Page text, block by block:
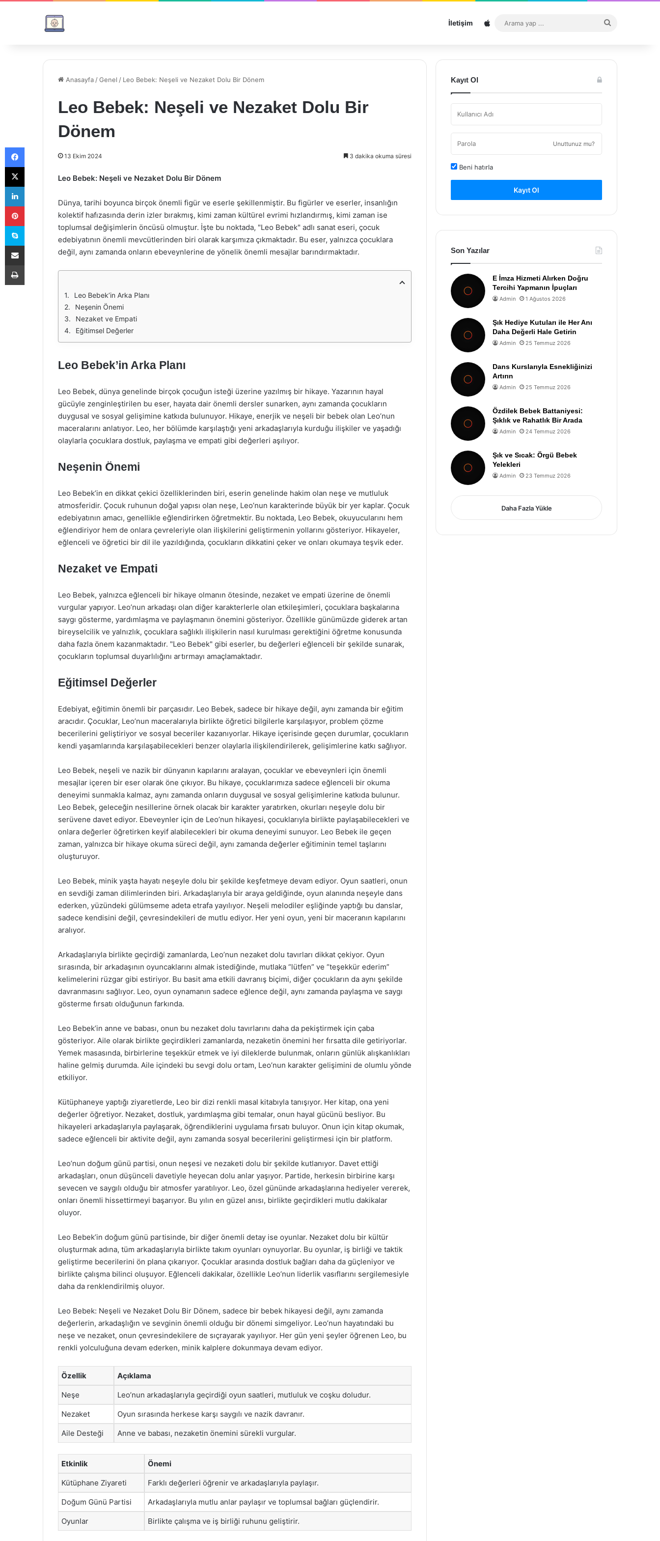
İletişim Sitemap
...
Anasayfa /Genel / Leo Bebek: Neşeli ve Nezaket Dolu Bir Dönem
Leo Bebek: Neşeli ve Nezaket Dolu Bir
Dönem
13 Ekim 2024 3 dakika okuma süresi
Leo Bebek: Neşeli ve Nezaket Dolu Bir Dönem
Dünya, tarihi boyunca birçok önemli figür ve eserle şekillenmiştir. Bu figürler ve eserler, insanlığın
kolektif hafızasında derin izler bırakmış, kimi zaman kültürel evrimi hızlandırmış, kimi zaman ise
toplumsal değişimlerin öncüsü olmuştur. İşte bu noktada, "Leo Bebek" adlı sanat eseri, çocuk
edebiyatının önemli mevcütlerinden biri olarak karşımıza çıkmaktadır. Bu eser, yalnızca çocuklara
değil, aynı zamanda onların ebeveynlerine de yönelik önemli mesajlar barındırmaktadır.
Leo Bebek’in Arka Planı
Neşenin Önemi
Nezaket ve Empati
Eğitimsel Değerler
Leo Bebek’in Arka Planı
Leo Bebek, dünya genelinde birçok çocuğun isteği üzerine yazılmış bir hikaye. Yazarının hayal
gücüyle zenginleştirilen bu eser, hayata dair önemli dersler sunarken, aynı zamanda çocukların
duygusal ve sosyal gelişimine katkıda bulunuyor. Hikaye, enerjik ve neşeli bir bebek olan Leo’nun
maceralarını anlatıyor. Leo, her bölümde karşılaştığı yeni arkadaşlarıyla kurduğu ilişkiler ve yaşadığı
olaylarla çocuklara dostluk, paylaşma ve empati gibi değerleri aşılıyor.
Neşenin Önemi
Leo Bebek’in en dikkat çekici özelliklerinden biri, eserin genelinde hakim olan neşe ve mutluluk
atmosferidir. Çocuk ruhunun doğal yapısı olan neşe, Leo’nun karakterinde büyük bir yer kaplar. Çocuk
edebiyatının amacı, genellikle eğlendirirken öğretmektir. Bu noktada, Leo Bebek, okuyucularını hem
eğlendiriyor hem de onlara çevreleriyle olan ilişkilerini geliştirmenin yollarını gösteriyor. Hikayeler,
eğlenceli ve öğretici bir dil ile yazıldığında, çocukların dikkatini çeker ve onları okumaya teşvik eder.
Nezaket ve Empati
Leo Bebek, yalnızca eğlenceli bir hikaye olmanın ötesinde, nezaket ve empati üzerine de önemli
vurgular yapıyor. Leo’nun arkadaşı olan diğer karakterlerle olan etkileşimleri, çocuklara başkalarına
saygı gösterme, yardımlaşma ve paylaşmanın önemini gösteriyor. Özellikle günümüzde giderek artan
bireyselcilik ve yalnızlık, çocuklara sağlıklı ilişkilerin nasıl kurulması gerektiğini öğretme konusunda
daha fazla önem kazanmaktadır. "Leo Bebek" gibi eserler, bu değerleri eğlenceli bir şekilde sunarak,
çocukların toplumsal duyarlılığını artırmayı amaçlamaktadır.
Eğitimsel Değerler
Edebiyat, eğitimin önemli bir parçasıdır. Leo Bebek, sadece bir hikaye değil, aynı zamanda bir eğitim
aracıdır. Çocuklar, Leo’nun maceralarıyla birlikte öğretici bilgilerle karşılaşıyor, problem çözme
becerilerini geliştiriyor ve sosyal beceriler kazanıyorlar. Hikaye içerisinde geçen durumlar, çocukların
kendi yaşamlarında karşılaşabilecekleri benzer olaylarla ilişkilendirilerek, gelişimlerine katkı sağlıyor.
Leo Bebek, neşeli ve nazik bir dünyanın kapılarını aralayan, çocuklar ve ebeveynleri için önemli
mesajlar içeren bir eser olarak öne çıkıyor. Bu hikaye, çocuklarımıza sadece eğlenceli bir okuma
deneyimi sunmakla kalmaz, aynı zamanda onların duygusal ve sosyal gelişimlerine katkıda bulunur.
Leo Bebek, geleceğin nesillerine örnek olacak bir karakter yaratırken, okurları neşeyle dolu bir
serüvene davet ediyor. Ebeveynler için de Leo’nun hikayesi, çocuklarıyla birlikte paylaşabilecekleri ve
onlara değerler öğretirken keyif alabilecekleri bir okuma deneyimi sunuyor. Leo Bebek ile geçen
zaman, yalnızca bir hikaye okuma süreci değil, aynı zamanda değerler eğitiminin temel taşlarını
oluşturuyor.
Leo Bebek, minik yaşta hayatı neşeyle dolu bir şekilde keşfetmeye devam ediyor. Oyun saatleri, onun
en sevdiği zaman dilimlerinden biri. Arkadaşlarıyla bir araya geldiğinde, oyun alanında neşeyle dans
ederken, yüzündeki gülümseme adeta etrafa yayılıyor. Neşeli melodiler eşliğinde yaptığı bu danslar,
sadece kendisini değil, çevresindekileri de mutlu ediyor. Her yeni oyun, yeni bir maceranın kapılarını
aralıyor.
Arkadaşlarıyla birlikte geçirdiği zamanlarda, Leo’nun nezaket dolu tavırları dikkat çekiyor. Oyun
sırasında, bir arkadaşının oyuncaklarını almak istediğinde, mutlaka “lütfen” ve “teşekkür ederim”
kelimelerini rüzgar gibi estiriyor. Bu basit ama etkili davranış biçimi, diğer çocukların da aynı şekilde
davranmasını sağlıyor. Leo, oyun oynamanın sadece eğlence değil, aynı zamanda paylaşma ve saygı
gösterme fırsatı olduğunun farkında.
Leo Bebek’in anne ve babası, onun bu nezaket dolu tavırlarını daha da pekiştirmek için çaba
gösteriyor. Aile olarak birlikte geçirdikleri zamanlarda, nezaketin önemini her fırsatta dile getiriyorlar.
Yemek masasında, birbirlerine teşekkür etmek ve iyi dileklerde bulunmak, onların günlük alışkanlıkları
haline gelmiş durumda. Aile içindeki bu sevgi dolu ortam, Leo’nun karakter gelişimini de olumlu yönde
etkiliyor.
Kütüphaneye yaptığı ziyaretlerde, Leo bir dizi renkli masal kitabıyla tanışıyor. Her kitap, ona yeni
değerler öğretiyor. Nezaket, dostluk, yardımlaşma gibi temalar, onun hayal gücünü besliyor. Bu
hikayeleri arkadaşlarıyla paylaşarak, öğrendiklerini uygulama fırsatı buluyor. Onun için kitap okumak,
sadece eğlenceli bir aktivite değil, aynı zamanda sosyal becerilerini geliştirmesi için bir platform.
Leo’nun doğum günü partisi, onun neşesi ve nezaketi dolu bir şekilde kutlanıyor. Davet ettiği
arkadaşları, onun düşünceli davetiyle heyecan dolu anlar yaşıyor. Partide, herkesin birbirine karşı
sevecen ve saygılı olduğu bir atmosfer yaratılıyor. Leo, özel gününde arkadaşlarına hediyeler vererek,
onları önemli hissettirmeyi başarıyor. Bu yılın en güzel anısı, birlikte geçirdikleri mutlu dakikalar
oluyor.
Leo Bebek’in doğum günü partisinde, bir diğer önemli detay ise oyunlar. Nezaket dolu bir kültür
oluşturmak adına, tüm arkadaşlarıyla birlikte takım oyunları oynuyorlar. Bu oyunlar, iş birliği ve taktik
geliştirme becerilerini ön plana çıkarıyor. Çocuklar arasında dostluk bağları daha da güçleniyor ve
birlikte çalışma bilinci oluşuyor. Eğlenceli dakikalar, özellikle Leo’nun liderlik vasıflarını sergilemesiyle
daha da renklendirilmiş oluyor.
Leo Bebek: Neşeli ve Nezaket Dolu Bir Dönem, sadece bir bebek hikayesi değil, aynı zamanda
değerlerin, arkadaşlığın ve sevginin önemli olduğu bir dönemi simgeliyor. Leo’nun hayatındaki bu
neşe ve nezaket, onun çevresindekilere de sıçrayarak yayılıyor. Her gün yeni şeyler öğrenen Leo, bu
renkli yolculuğuna devam ederken, minik kalplere dokunmaya devam ediyor.
Özellik Açıklama
Neşe Leo’nun arkadaşlarıyla geçirdiği oyun saatleri, mutluluk ve coşku doludur.
Nezaket Oyun sırasında herkese karşı saygılı ve nazik davranır.
Aile Desteği Anne ve babası, nezaketin önemini sürekli vurgular.
Etkinlik Önemi
Kütüphane Ziyareti Farklı değerleri öğrenir ve arkadaşlarıyla paylaşır.
Doğum Günü Partisi Arkadaşlarıyla mutlu anlar paylaşır ve toplumsal bağları güçlendirir.
Oyunlar Birlikte çalışma ve iş birliği ruhunu geliştirir.
Kayıt Ol
Unuttunuz mu?
Beni hatırla
Kayıt Ol
Son Yazılar
E İmza Hizmeti Alırken Doğru
Tercihi Yapmanın İpuçları
Admin 1 Ağustos 2026
Şık Hediye Kutuları ile Her Anı
Daha Değerli Hale Getirin
Admin 25 Temmuz 2026
Dans Kurslarıyla Esnekliğinizi
Artırın
Admin 25 Temmuz 2026
Özdilek Bebek Battaniyesi:
Şıklık ve Rahatlık Bir Arada
Admin 24 Temmuz 2026
Şık ve Sıcak: Örgü Bebek
Yelekleri
Admin 23 Temmuz 2026
Daha Fazla Yükle
Facebook
X
LinkedIn
Pinterest
Skype
E-Posta ile paylaş